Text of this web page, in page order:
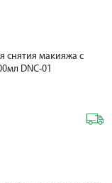
снятия макияжа с
DNС-01